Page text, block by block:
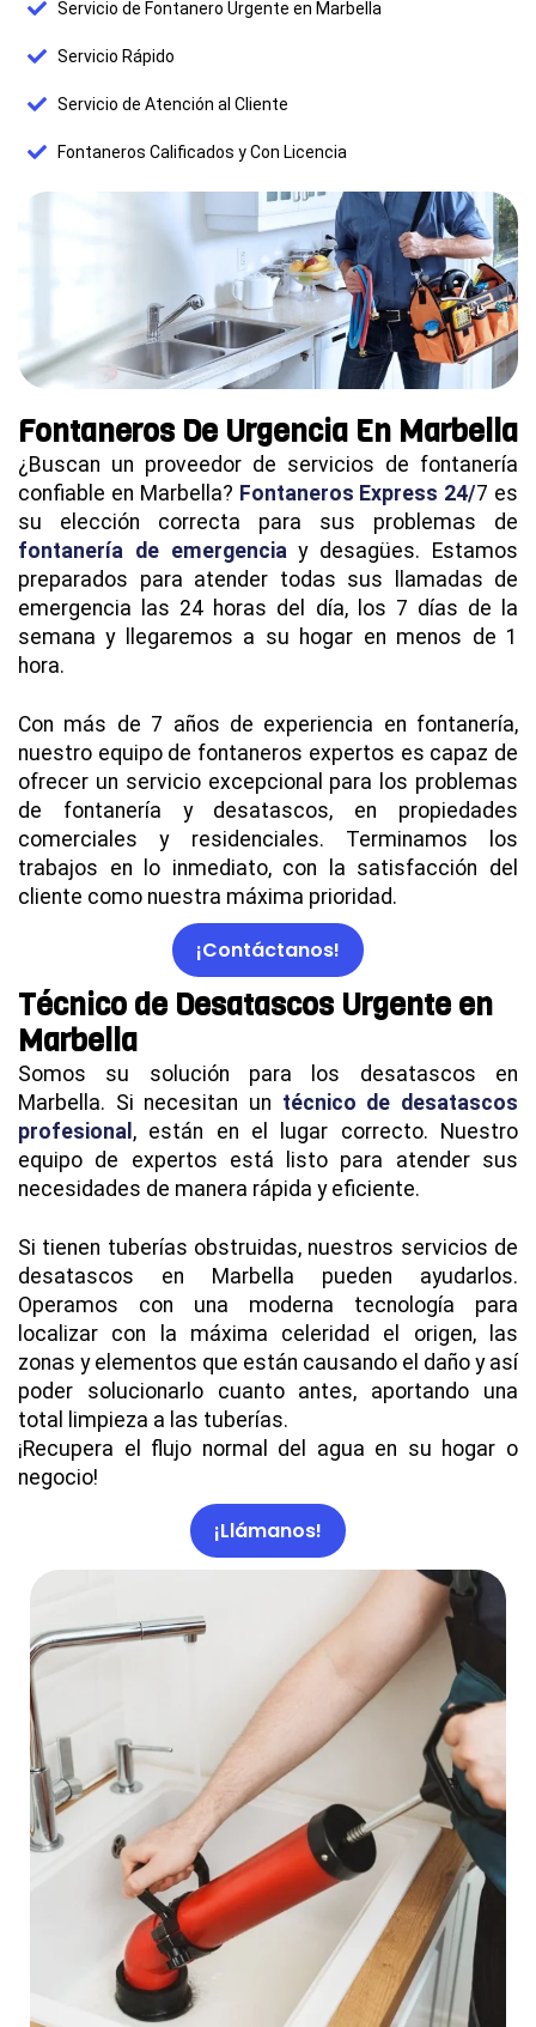
Servicio de Fontanero Urgente en Marbella
Servicio Rápido
Servicio de Atención al Cliente
Fontaneros Calificados y Con Licencia
Fontaneros De Urgencia En Marbella
¿Buscan un proveedor de servicios de fontanería
confiable en Marbella? Fontaneros Express 24/7 es
su elección correcta para sus problemas de
fontanería de emergenciay desagües. Estamos
preparados para atender todas sus llamadas de
emergencia las 24 horas del día, los 7 días de la
semana y llegaremos a su hogar en menos de 1
hora.
Con más de 7 años de experiencia en fontanería,
nuestro equipo de fontaneros expertos es capaz de
ofrecer un servicio excepcional para los problemas
de fontanería y desatascos, en propiedades
comerciales y residenciales. Terminamos los
trabajos en lo inmediato, con la satisfacción del
cliente como nuestra máxima prioridad.
¡Contáctanos!
Técnico de Desatascos Urgente en
Marbella
Somos su solución para los desatascos en
Marbella. Si necesitan un técnico de desatascos
profesional , están en el lugar correcto. Nuestro
equipo de expertos está listo para atender sus
necesidades de manera rápida y eficiente.
Si tienen tuberías obstruidas, nuestros servicios de
desatascos en Marbella pueden ayudarlos.
Operamos con una moderna tecnología para
localizar con la máxima celeridad el origen, las
zonas y elementos que están causando el daño y así
poder solucionarlo cuanto antes, aportando una
total limpieza a las tuberías.
¡Recupera el flujo normal del agua en su hogar o
negocio!
¡Llámanos!